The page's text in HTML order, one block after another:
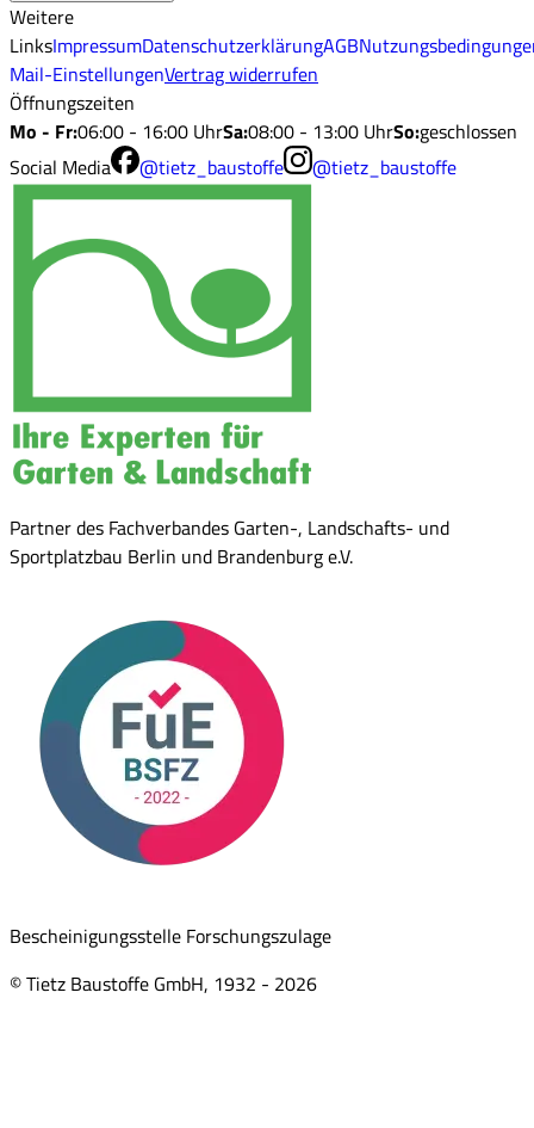
Weitere
LinksImpressumDatenschutzerklärungAGB
Mail-EinstellungenVertrag widerrufen
Öffnungszeiten
Mo - Fr:06:00 - 16:00 UhrSa:08:00 - 13:00 UhrSo:geschlossen
Social Media
@tietz_baustoffe @tietz_baustoffe
Partner des Fachverbandes Garten-, Landschafts- und
Sportplatzbau Berlin und Brandenburg e.V.
Bescheinigungsstelle Forschungszulage
© Tietz Baustoffe GmbH, 1932 - 2026